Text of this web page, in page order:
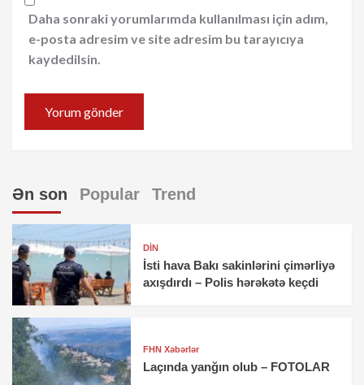
Daha sonraki yorumlarımda kullanılması için adım,
e-posta adresim ve site adresim bu tarayıcıya
kaydedilsin.
Ən son Popular Trend
DİN
İsti hava Bakı sakinlərini çimərliyə
axışdırdı – Polis hərəkətə keçdi
FHN Xəbərlər
Laçında yanğın olub – FOTOLAR